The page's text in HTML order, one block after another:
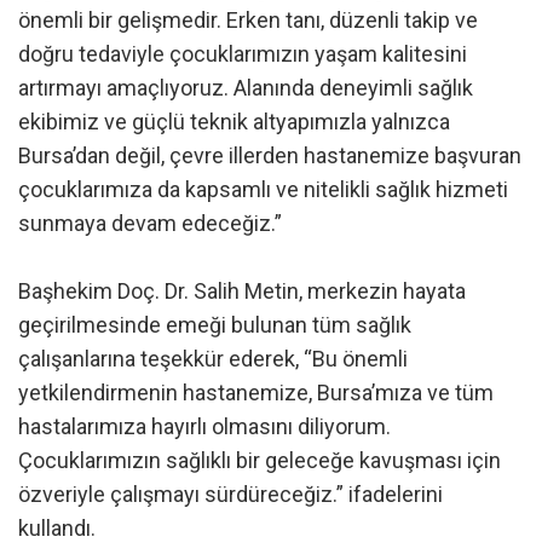
önemli bir gelişmedir. Erken tanı, düzenli takip ve
doğru tedaviyle çocuklarımızın yaşam kalitesini
artırmayı amaçlıyoruz. Alanında deneyimli sağlık
ekibimiz ve güçlü teknik altyapımızla yalnızca
Bursa’dan değil, çevre illerden hastanemize başvuran
çocuklarımıza da kapsamlı ve nitelikli sağlık hizmeti
sunmaya devam edeceğiz.”
Başhekim Doç. Dr. Salih Metin, merkezin hayata
geçirilmesinde emeği bulunan tüm sağlık
çalışanlarına teşekkür ederek, “Bu önemli
yetkilendirmenin hastanemize, Bursa’mıza ve tüm
hastalarımıza hayırlı olmasını diliyorum.
Çocuklarımızın sağlıklı bir geleceğe kavuşması için
özveriyle çalışmayı sürdüreceğiz.” ifadelerini
kullandı.